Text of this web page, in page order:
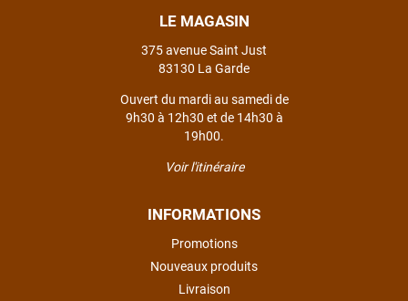
LE MAGASIN
375 avenue Saint Just
83130 La Garde
Ouvert du mardi au samedi de
9h30 à 12h30 et de 14h30 à
19h00.
Voir l'itinéraire
INFORMATIONS
Promotions
Nouveaux produits
Livraison